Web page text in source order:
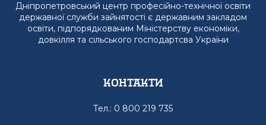
Дніпропетровський центр професійно-технічної освіти
державної служби зайнятості є державним закладом
освіти, підпорядкованим Міністерству економіки,
довкілля та сільського господартсва України
Контакти
Тел.: 0 800 219 735